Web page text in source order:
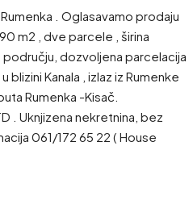
. Oglasavamo prodaju
m2 , dve parcele , širina
dozvoljena parcelacija
blizini Kanala , izlaz iz Rumenke
Rumenka -Kisač.
. Uknjizena nekretnina, bez
061/172 65 22 ( House